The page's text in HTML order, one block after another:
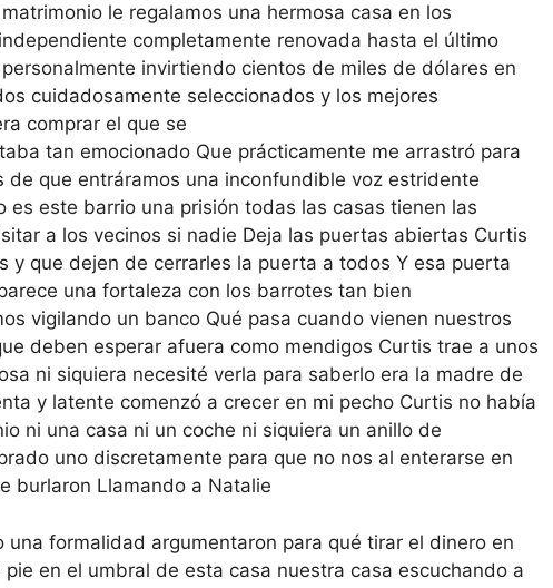
le regalamos una hermosa casa en los
completamente renovada hasta el último
invirtiendo cientos de miles de dólares en
cuidadosamente seleccionados y los mejores
comprar el que se
tan emocionado Que prácticamente me arrastró para
de que entráramos una inconfundible voz estridente
es este barrio una prisión todas las casas tienen las
a los vecinos si nadie Deja las puertas abiertas Curtis
y que dejen de cerrarles la puerta a todos Y esa puerta
una fortaleza con los barrotes tan bien
vigilando un banco Qué pasa cuando vienen nuestros
deben esperar afuera como mendigos Curtis trae a unos
ni siquiera necesité verla para saberlo era la madre de
y latente comenzó a crecer en mi pecho Curtis no había
ni una casa ni un coche ni siquiera un anillo de
uno discretamente para que no nos al enterarse en
burlaron Llamando a Natalie
una formalidad argumentaron para qué tirar el dinero en
en el umbral de esta casa nuestra casa escuchando a